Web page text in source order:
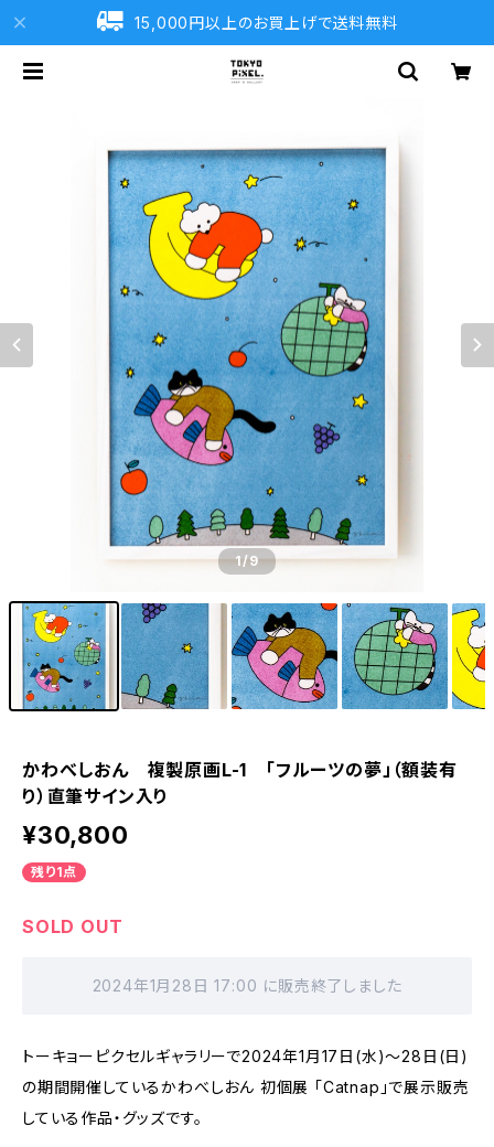
15,000円以上のお買上げで送料無料
1/9
かわべしおん 複製原画L-1 「フルーツの夢」（額装有
り）直筆サイン入り
¥30,800
残り1点
SOLD OUT
2024年1月28日 17:00 に販売終了しました
トーキョーピクセルギャラリーで2024年1月17日(水)〜28日(日)
の期間開催しているかわべしおん 初個展 「Catnap」で展示販売
している作品・グッズです。